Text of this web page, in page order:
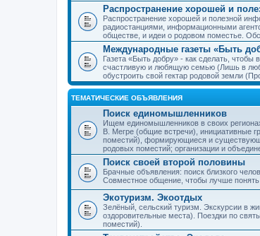
Распространение хорошей и
Распространение хорошей и полезной
радиостанциями, информационными
обществе, и идеи о родовом поместье.
Международные газеты «Быть
Газета «Быть добру» - как сделать,
счастливую и любящую семью (Лишь в
обустроить свой гектар родовой земли
ТЕМАТИЧЕСКИЕ ОБЪЯВЛЕНИЯ
Поиск единомышленников
Ищем единомышленников в своих
В. Мегре (общие встречи), инициативные
поместий), формирующиеся и
родовых поместий; организации и
Поиск своей второй половины
Брачные объявления: поиск близкого
Совместное общение, чтобы лучше понять
Экотуризм. Экоотдых
Зелёный, сельский туризм. Экскурсии в
оздоровительные места). Поездки по
поместий).